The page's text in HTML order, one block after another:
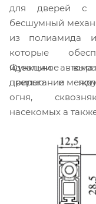
для дверей с
бесшумный
из полиамида и
которые
идеальное
прилегание
Функции:
дверью и
огня,
насекомых а